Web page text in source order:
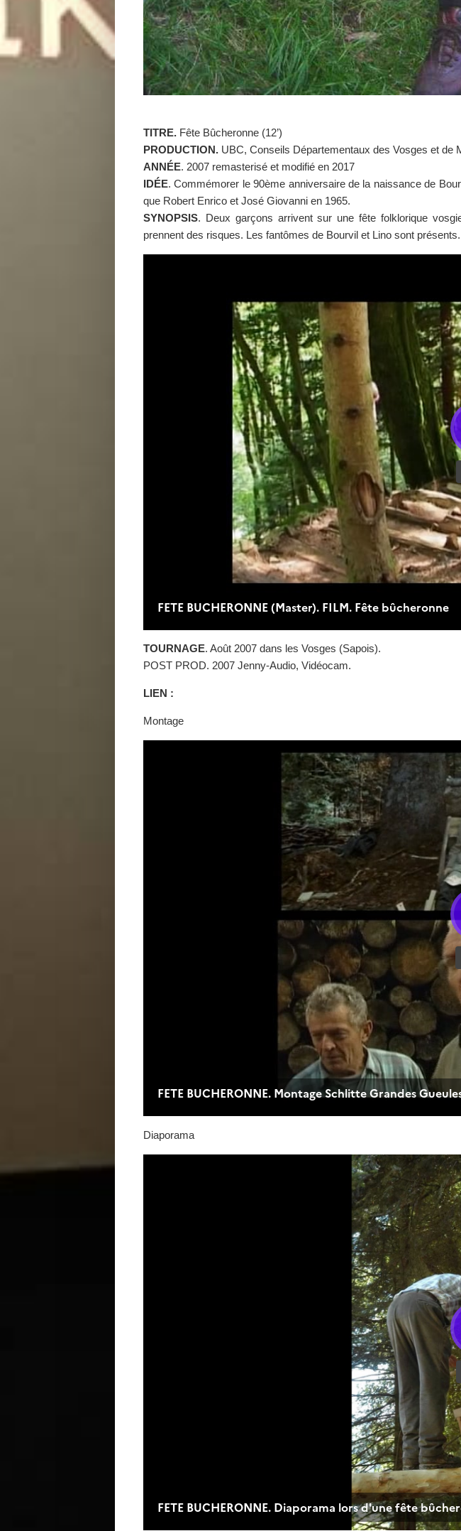
TITRE. Fête Bûcheronne (12’)
PRODUCTION. UBC, Conseils Départementaux des Vosges et de
ANNÉE. 2007 remasterisé et modifié en 2017
IDÉE. Commémorer le 90ème anniversaire de la naissance de
que Robert Enrico et José Giovanni en 1965.
SYNOPSIS. Deux garçons arrivent sur une fête folklorique
prennent des risques. Les fantômes de Bourvil et Lino sont présents.
TOURNAGE. Août 2007 dans les Vosges (Sapois).
POST PROD. 2007 Jenny-Audio, Vidéocam.
LIEN :
Montage
Diaporama